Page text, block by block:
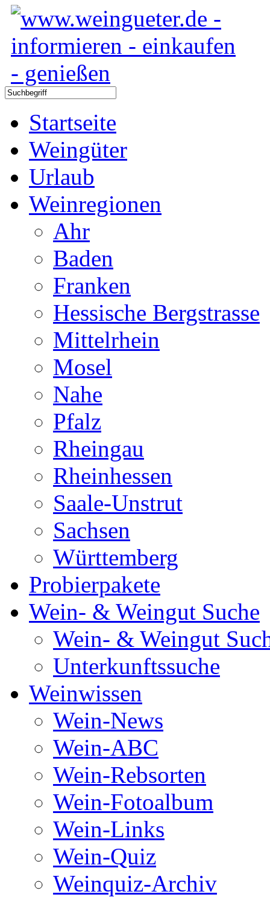
Startseite
Weingüter
Urlaub
Weinregionen
Ahr
Baden
Franken
Hessische Bergstrasse
Mittelrhein
Mosel
Nahe
Pfalz
Rheingau
Rheinhessen
Saale-Unstrut
Sachsen
Württemberg
Probierpakete
Wein- & Weingut Suche
Wein- & Weingut
Unterkunftssuche
Weinwissen
Wein-News
Wein-ABC
Wein-Rebsorten
Wein-Fotoalbum
Wein-Links
Wein-Quiz
Weinquiz-Archiv